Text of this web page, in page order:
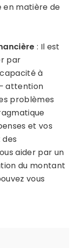
en matière de
: Il est
par
à
attention
problèmes
et vos
aider par un
du montant
vous